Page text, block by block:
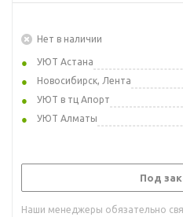
Нет в наличии
УЮТ Астана
Новосибирск, Лента
УЮТ в тц Апорт
УЮТ Алматы
Под
Наши менеджеры обязательно